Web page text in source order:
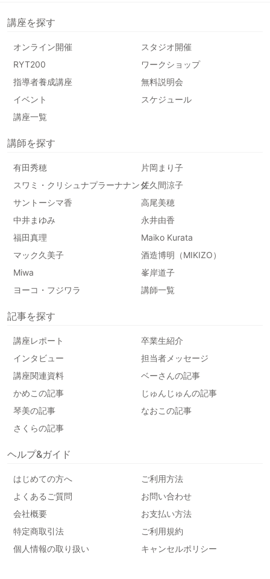
講座を探す
オンライン開催
スタジオ開催
RYT200
ワークショップ
指導者養成講座
無料説明会
イベント
スケジュール
講座一覧
講師を探す
有田秀穂
片岡まり子
スワミ・クリシュナプラーナナンダ佐久間涼子
サントーシマ香
高尾美穂
中井まゆみ
永井由香
福田真理
Maiko Kurata
マック久美子
酒造博明（MIKIZO）
Miwa
峯岸道子
ヨーコ・フジワラ
講師一覧
記事を探す
講座レポート
卒業生紹介
インタビュー
担当者メッセージ
講座関連資料
ベーさんの記事
かめこの記事
じゅんじゅんの記事
琴美の記事
なおこの記事
さくらの記事
ヘルプ&ガイド
はじめての方へ
ご利用方法
よくあるご質問
お問い合わせ
会社概要
お支払い方法
特定商取引法
ご利用規約
個人情報の取り扱い
キャンセルポリシー